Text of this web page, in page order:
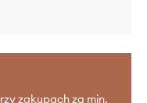
zakupach za min.